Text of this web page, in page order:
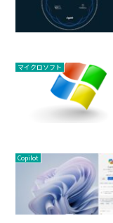
マイクロソフト
Copilot